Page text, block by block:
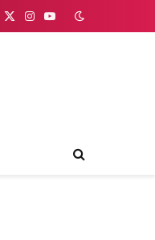
X
Instagram
YouTube